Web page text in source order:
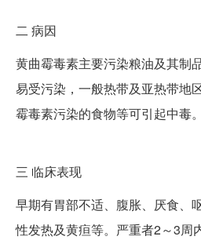
二 病因
黄曲霉毒素主要污染粮油及其制
易受污染，一般热带及亚热带地
霉毒素污染的食物等可引起中毒。
三 临床表现
早期有胃部不适、腹胀、厌食、
性发热及黄疸等。严重者2～3周